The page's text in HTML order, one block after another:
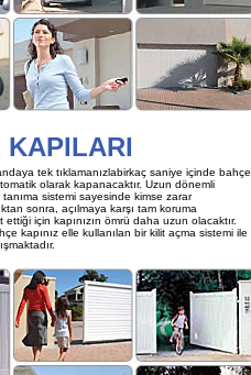
KAPILARI
tek tıklamanızlabirkaç saniye içinde bahçe
olarak kapanacaktır. Uzun dönemli
sistemi sayesinde kimse zarar
sonra, açılmaya karşı tam koruma
için kapınızın ömrü daha uzun olacaktır.
kapınız elle kullanılan bir kilit açma sistemi ile